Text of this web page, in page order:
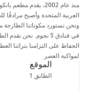
منذ عام 2002، يقدم
العربية المتحدة وأصبح مرادفًا
ونحن نستورد مكوناتنا الطازجة
في فنادق 5 نجوم. نحن
الحفاظ على التزامنا بتراثنا
لمواكبة العصر
الموقع
الطابق 1